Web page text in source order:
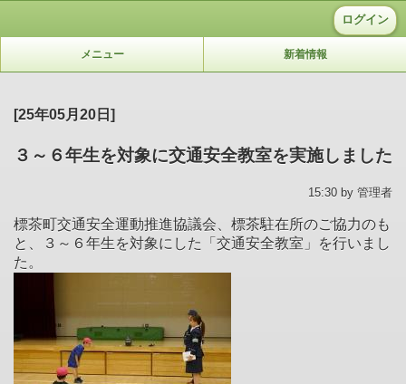
ログイン
メニュー 新着情報
[25年05月20日]
３～６年生を対象に交通安全教室を実施しました
15:30 by 管理者
標茶町交通安全運動推進協議会、標茶駐在所のご協力のも
と、３～６年生を対象にした「交通安全教室」を行いまし
た。